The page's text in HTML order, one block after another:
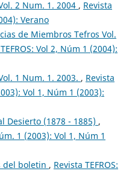
2 Num. 1. 2004 , Revista
Verano
de Miembros Tefros Vol.
Vol 2, Núm 1 (2004):
1 Num. 1. 2003. , Revista
Vol 1, Núm 1 (2003):
Desierto (1878 - 1885) ,
1 (2003): Vol 1, Núm 1
del boletin , Revista TEFROS: